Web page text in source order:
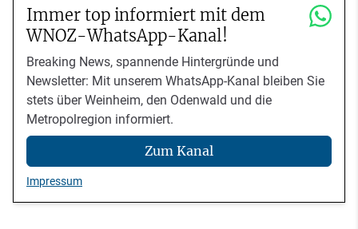
Immer top informiert mit dem
WNOZ-WhatsApp-Kanal!
Breaking News, spannende Hintergründe und
Newsletter: Mit unserem WhatsApp-Kanal bleiben Sie
stets über Weinheim, den Odenwald und die
Metropolregion informiert.
Zum Kanal
Impressum